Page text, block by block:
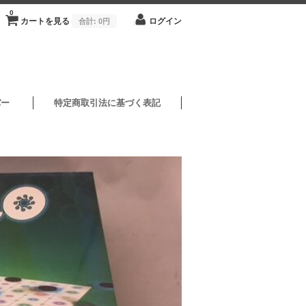
カートを見る
0
合計: 0円 ログイン
特定商取引法に基づく表記